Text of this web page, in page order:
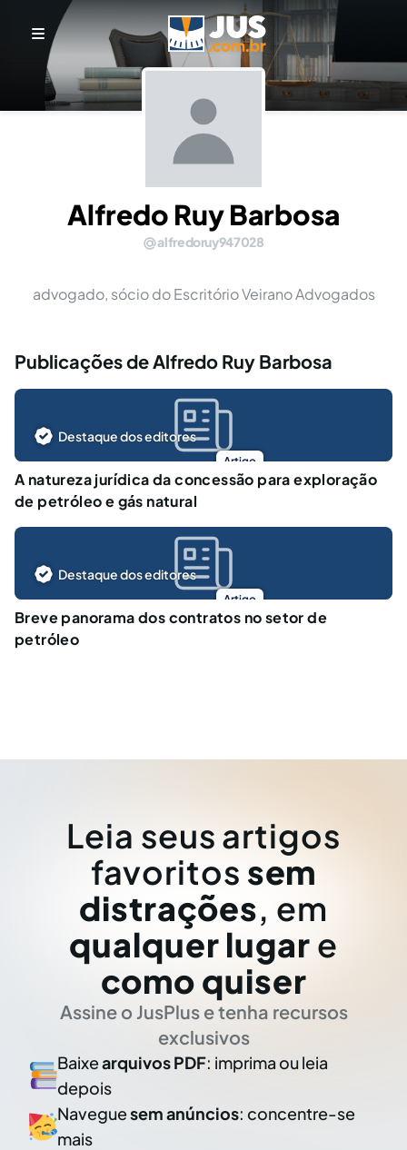
Alfredo Ruy Barbosa
alfredoruy947028
advogado, sócio do Escritório Veirano Advogados
Publicações de Alfredo Ruy Barbosa
Artigo
Destaque dos editores
A natureza jurídica da concessão para exploração
de petróleo e gás natural
Artigo
Destaque dos editores
Breve panorama dos contratos no setor de
petróleo
Leia seus artigos
favoritos sem
distrações, em
qualquer lugar e
como quiser
Assine o JusPlus e tenha recursos
exclusivos
Baixearquivos PDF: imprima ou leia
depois
Naveguesem anúncios: concentre-se
mais